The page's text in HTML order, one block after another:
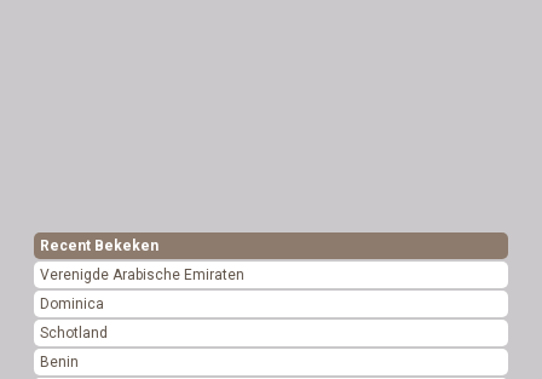
Recent Bekeken
Verenigde Arabische Emiraten
Dominica
Schotland
Benin